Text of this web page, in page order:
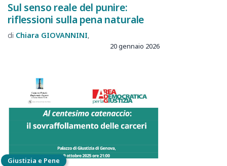
Sul senso reale del punire:
riflessioni sulla pena naturale
Chiara GIOVANNINI
20 gennaio 2026
Giustizia e Pene